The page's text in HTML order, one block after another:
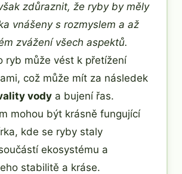
zdůraznit, že ryby by měly
vnášeny s rozmyslem a až
zvážení všech aspektů.
ryb může vést k přetížení
což může mít za následek
vody a bujení řas.
mohou být krásně fungující
kde se ryby staly
ekosystému a
stabilitě a kráse.